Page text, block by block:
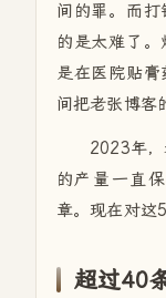
间的罪。而
的是太难了
是在医院贴
间把老张博客
2023年
的产量一直
章。现在对这
超过40